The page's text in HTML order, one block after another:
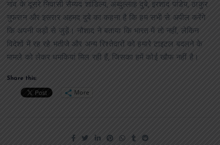
गांव के दूसरे निवासी सैय्यद शांडिल्य, अब्दुल्लाह दुबे, इरशाद पांडेय, ठाकुर
गुफरान और इसरार अहमद दुबे का कहना है कि हम सभी से अपील करेंगे
कि अपनी जड़ों से जुड़ें। नौशाद ने बताया कि भारत में तो नहीं, लेकिन
विदेशों में रह रहे भतीजे और अन्य रिश्तेदारों को हमारे टाइटल बदलने के
मामले को लेकर धमकियां मिल रही हैं, जिसका हमें कोई खौफ नहीं है।
Share this:
More